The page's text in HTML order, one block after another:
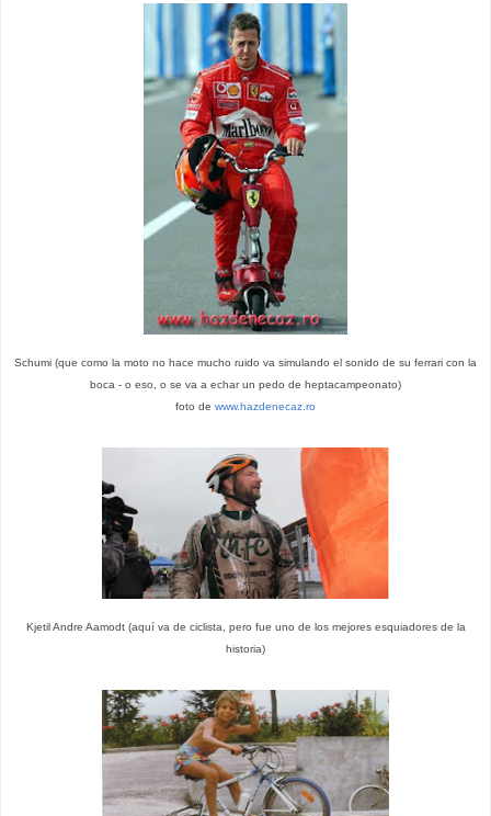
Schumi (que como la moto no hace mucho ruido va simulando el sonido de su ferrari con la
boca - o eso, o se va a echar un pedo de heptacampeonato)
foto de www.hazdenecaz.ro
Kjetil Andre Aamodt (aquí va de ciclista, pero fue uno de los mejores esquiadores de la
historia)